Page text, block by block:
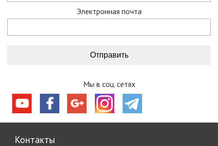
Электронная почта
Мы в соц. сетях
Контакты